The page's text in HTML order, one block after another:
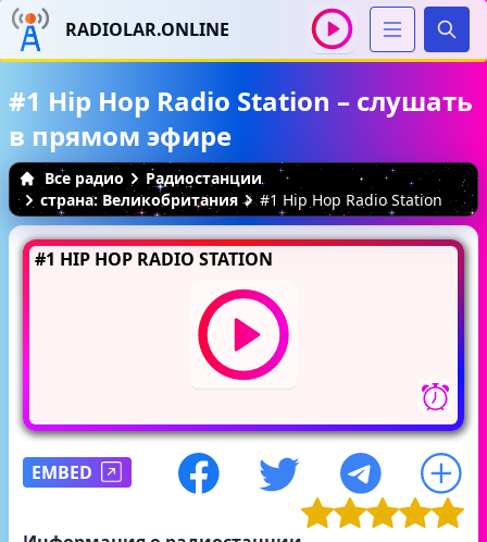
RADIOLAR.ONLINE
#1 Hip Hop Radio Station – слушать
в прямом эфире
Все радио
Радиостанции
страна: Великобритания
#1 Hip Hop Radio Station
#1 HIP HOP RADIO STATION
EMBED